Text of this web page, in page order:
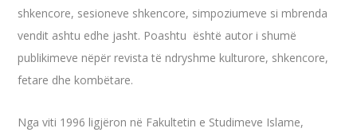
shkencore, sesioneve shkencore, simpoziumeve si mbrenda
vendit ashtu edhe jasht. Poashtu është autor i shumë
publikimeve nëpër revista të ndryshme kulturore, shkencore,
fetare dhe kombëtare.
Nga viti 1996 ligjëron në Fakultetin e Studimeve Islame,